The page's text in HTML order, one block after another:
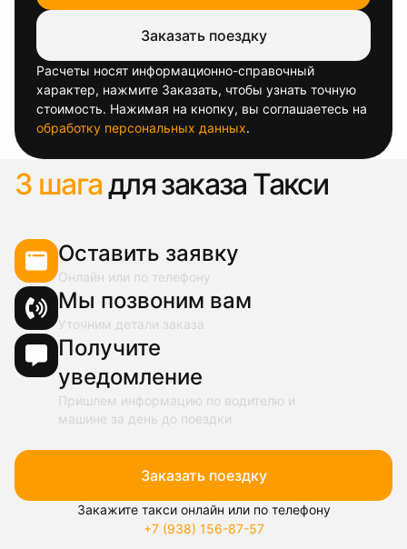
Заказать поездку
Расчеты носят информационно-справочный
характер, нажмите Заказать, чтобы узнать точную
стоимость. Нажимая на кнопку, вы соглашаетесь на
обработку персональных данных.
3 шагадля заказа Такси
Оставить заявку
Онлайн или по телефону
Мы позвоним вам
Уточним детали заказа
Получите
уведомление
Пришлем информацию по водителю и
машине за день до поездки
Заказать поездку
Закажите такси онлайн или по телефону
+7 (938) 156-87-57